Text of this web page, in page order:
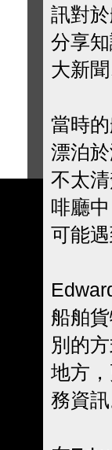
訊對
分享
大新
當時
漂泊
不太
啡廳
可能
船舶
別的
地方
務資訊